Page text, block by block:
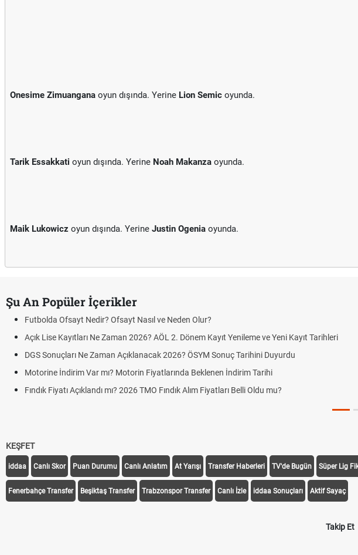
Onesime Zimuangana oyun dışında. Yerine Lion Semic oyunda.
Tarik Essakkati oyun dışında. Yerine Noah Makanza oyunda.
Maik Lukowicz oyun dışında. Yerine Justin Ogenia oyunda.
Şu An Popüler İçerikler
Futbolda Ofsayt Nedir? Ofsayt Nasıl ve Neden Olur?
Açık Lise Kayıtları Ne Zaman 2026? AÖL 2. Dönem Kayıt Yenileme ve Yeni Kayıt Tarihleri
DGS Sonuçları Ne Zaman Açıklanacak 2026? ÖSYM Sonuç Tarihini Duyurdu
Motorine İndirim Var mı? Motorin Fiyatlarında Beklenen İndirim Tarihi
Fındık Fiyatı Açıklandı mı? 2026 TMO Fındık Alım Fiyatları Belli Oldu mu?
KEŞFET
iddaa Canlı Skor Puan Durumu Canlı Anlatım At Yarışı Transfer Haberleri TV'de Bugün Süper Lig
Fenerbahçe Transfer Beşiktaş Transfer Trabzonspor Transfer Canlı İzle iddaa Sonuçları Aktif Sayaç
Takip Et